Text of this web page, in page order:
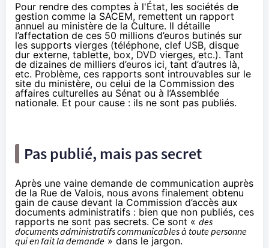
Pour rendre des comptes à l'État, les sociétés de
gestion comme la SACEM, remettent un rapport
annuel au ministère de la Culture. Il détaille
l’affectation de ces 50 millions d’euros butinés sur
les supports vierges (téléphone, clef USB, disque
dur externe, tablette, box, DVD vierges, etc.). Tant
de dizaines de milliers d’euros ici, tant d’autres là,
etc. Problème, ces rapports sont introuvables sur le
site du ministère, ou celui de la Commission des
affaires culturelles au Sénat ou à l’Assemblée
nationale. Et pour cause : ils ne sont pas publiés.
Pas publié, mais pas secret
Après une vaine demande de communication auprès
de la Rue de Valois, nous avons finalement obtenu
gain de cause devant la Commission d’accès aux
documents administratifs : bien que non publiés, ces
rapports ne sont pas secrets. Ce sont « des
documents administratifs communicables à toute personne
qui en fait la demande » dans le jargon.